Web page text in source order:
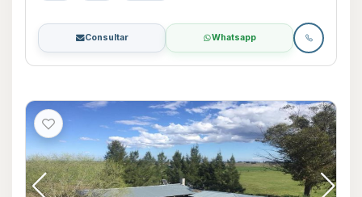
Consultar Whatsapp